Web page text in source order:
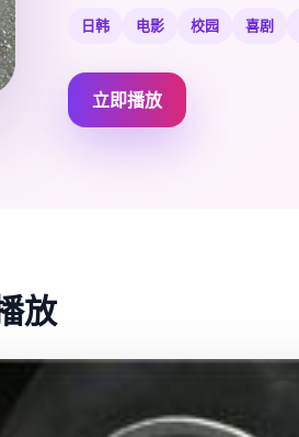
日韩 电影 校园 喜剧
立即播放
放